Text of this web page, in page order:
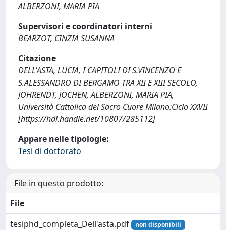
ALBERZONI, MARIA PIA
Supervisori e coordinatori interni
BEARZOT, CINZIA SUSANNA
Citazione
DELL'ASTA, LUCIA, I CAPITOLI DI S.VINCENZO E
S.ALESSANDRO DI BERGAMO TRA XII E XIII SECOLO,
JOHRENDT, JOCHEN, ALBERZONI, MARIA PIA,
Università Cattolica del Sacro Cuore Milano:Ciclo XXVII
[https://hdl.handle.net/10807/285112]
Appare nelle tipologie:
Tesi di dottorato
File in questo prodotto:
File
tesiphd_completa_Dell'asta.pdf
non disponibili